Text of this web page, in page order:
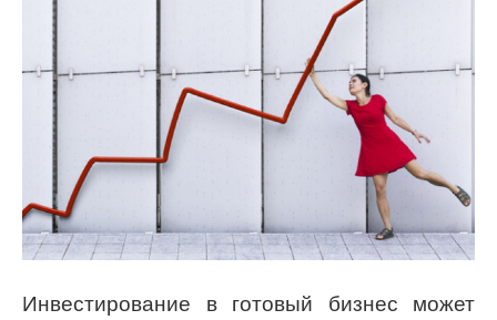
Инвестирование в готовый бизнес может